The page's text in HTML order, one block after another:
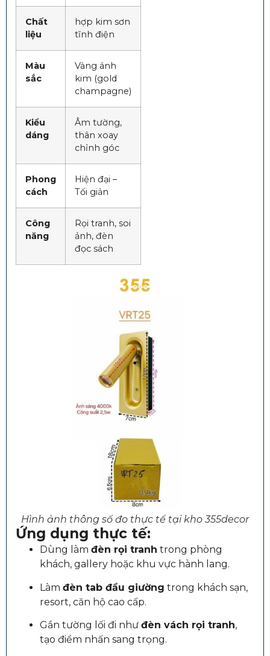
Chất
liệu
hợp kim sơn
tĩnh điện
Màu
sắc
Vàng ánh
kim (gold
champagne)
Kiểu
dáng
Âm tường,
thân xoay
chỉnh góc
Phong
cách
Hiện đại –
Tối giản
Công
năng
Rọi tranh, soi
ảnh, đèn
đọc sách
Hình ảnh thông số đo thực tế tại kho 355decor
Ứng dụng thực tế:
Dùng làm đèn rọi tranh trong phòng
khách, gallery hoặc khu vực hành lang.
Làm đèn tab đầu giường trong khách sạn,
resort, căn hộ cao cấp.
Gắn tường lối đi như đèn vách rọi tranh,
tạo điểm nhấn sang trọng.